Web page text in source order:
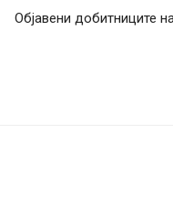
Објавени добитниците